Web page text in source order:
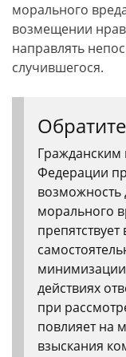
морального
возмещении
направлять
случившегося.
Гражданским
Федерации
морального
действиях
при
повлияет на
взыскания